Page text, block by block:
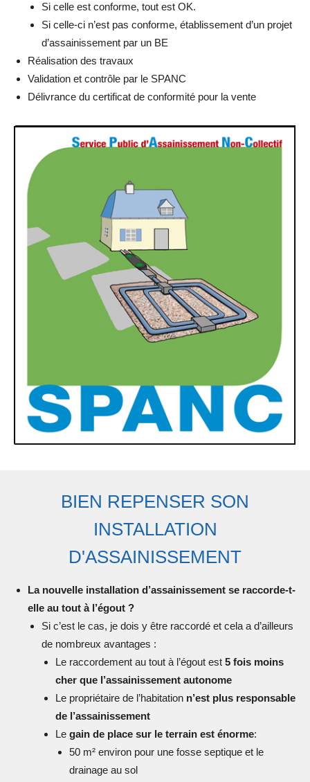
Si celle est conforme, tout est OK.
Si celle-ci n’est pas conforme, établissement d’un projet
d’assainissement par un BE
Réalisation des travaux
Validation et contrôle par le SPANC
Délivrance du certificat de conformité pour la vente
BIEN REPENSER SON
INSTALLATION
D'ASSAINISSEMENT
La nouvelle installation d’assainissement se raccorde-t-
elle au tout à l’égout ?
Si c’est le cas, je dois y être raccordé et cela a d’ailleurs
de nombreux avantages :
Le raccordement au tout à l’égout est 5 fois moins
cher que l’assainissement autonome
Le propriétaire de l’habitation n’est plus responsable
de l’assainissement
Le gain de place sur le terrain est énorme:
50 m² environ pour une fosse septique et le
drainage au sol